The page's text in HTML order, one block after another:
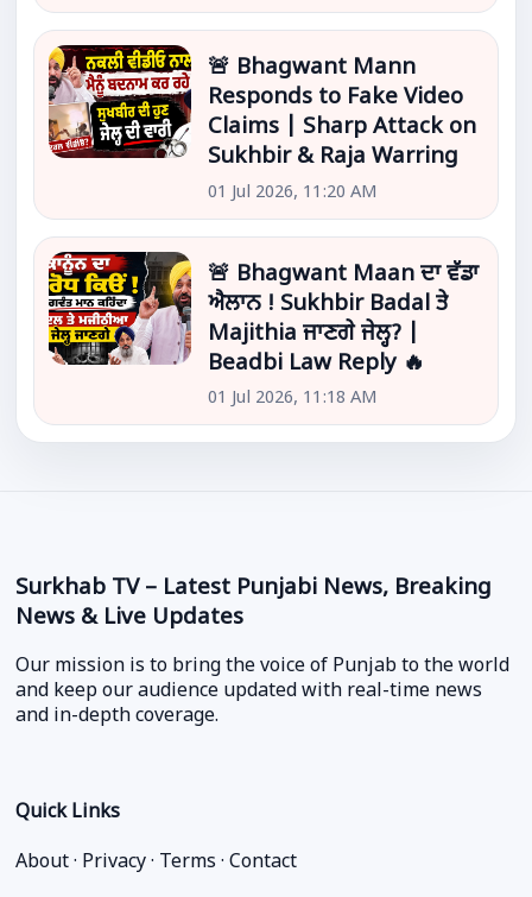
🚨 Bhagwant Mann
Responds to Fake Video
Claims | Sharp Attack on
Sukhbir & Raja Warring
01 Jul 2026, 11:20 AM
🚨 Bhagwant Maan ਦਾ ਵੱਡਾ
ਐਲਾਨ ! Sukhbir Badal ਤੇ
Majithia ਜਾਣਗੇ ਜੇਲ੍ਹ? |
Beadbi Law Reply 🔥
01 Jul 2026, 11:18 AM
Surkhab TV – Latest Punjabi News, Breaking
News & Live Updates
Our mission is to bring the voice of Punjab to the world
and keep our audience updated with real-time news
and in-depth coverage.
Quick Links
About· Privacy· Terms ·Contact